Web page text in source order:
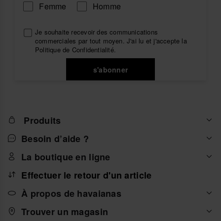
Femme Homme
Je souhaite recevoir des communications
commerciales par tout moyen. J'ai lu et j'accepte la
Politique de Confidentialité.
s'abonner
Produits
Besoin d’aide ?
La boutique en ligne
Effectuer le retour d'un article
À propos de havaianas
Trouver un magasin